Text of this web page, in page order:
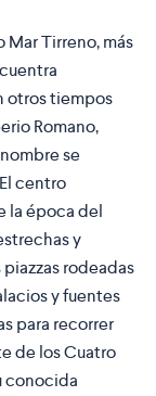
Tirreno, más
otros tiempos
Romano,
se
centro
la época del
y
rodeadas
y fuentes
para recorrer
de los Cuatro
conocida